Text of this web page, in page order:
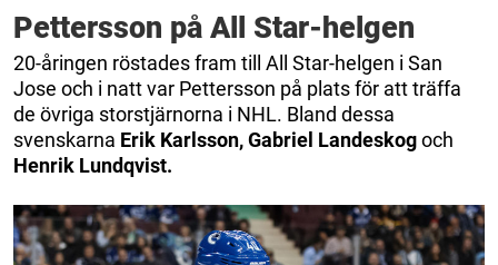
Pettersson på All Star-helgen
20-åringen röstades fram till All Star-helgen i San
Jose och i natt var Pettersson på plats för att träffa
de övriga storstjärnorna i NHL. Bland dessa
svenskarna Erik Karlsson, Gabriel Landeskogoch
Henrik Lundqvist.